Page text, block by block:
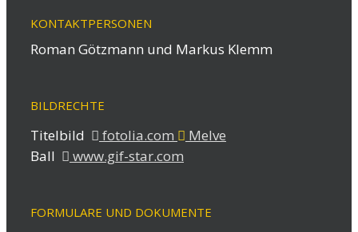
KONTAKTPERSONEN
Roman Götzmann und Markus Klemm
BILDRECHTE
Titelbild fotolia.com
Melve
Ball
www.gif-star.com
FORMULARE UND DOKUMENTE